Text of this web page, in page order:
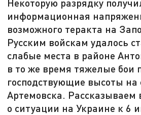
Некоторую разрядку
информационная
возможного теракта на
Русским войскам удалось
слабые места в районе
в то же время тяжелые бои
господствующие высоты на
Артемовска. Рассказываем
о ситуации на Украине к 6